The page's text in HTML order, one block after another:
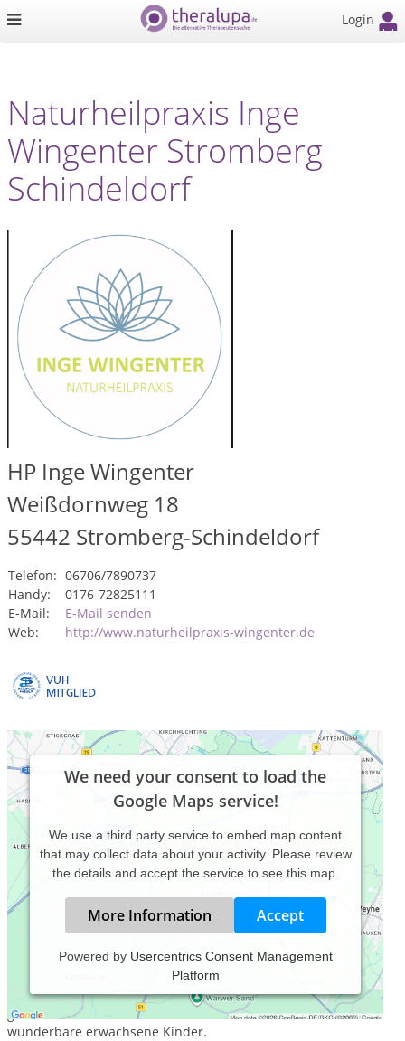
Login
Naturheilpraxis Inge
Wingenter Stromberg
Schindeldorf
HP Inge Wingenter
Weißdornweg 18
55442 Stromberg-Schindeldorf
Telefon: 06706/7890737
Handy:
0176-72825111
E-Mail:
E-Mail senden
Web:
http://www.naturheilpraxis-wingenter.de
We need your consent to load the
Google Maps service!
We use a third party service to embed map content
that may collect data about your activity. Please review
the details and accept the service to see this map.
More Information Accept
Powered by Usercentrics Consent Management
Platform
Ich bin seit 2006 Heilpraktikerin und habe diesen Beruf zu
meiner Berufung gemacht. Seit über 28 Jahren bin ich
glücklich mit meinem Mann verheiratet und wir haben zwei
wunderbare erwachsene Kinder.